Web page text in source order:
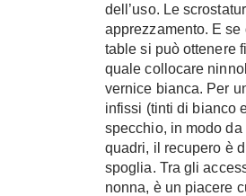
dell’uso. Le
apprezzamento. E
table si può ottenere
quale collocare
vernice bianca. Per
infissi (tinti di bianco
specchio, in modo
quadri, il recupero è
spoglia. Tra gli
nonna, è un piacere